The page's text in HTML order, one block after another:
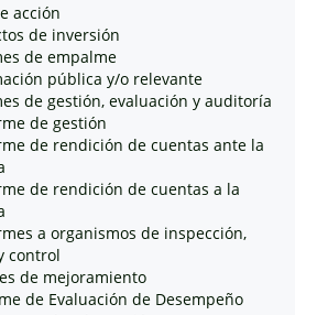
acción
de inversión
de empalme
pública y/o relevante
de gestión, evaluación y auditoría
de gestión
de rendición de cuentas ante la
de rendición de cuentas a la
a organismos de inspección,
control
de mejoramiento
de Evaluación de Desempeño